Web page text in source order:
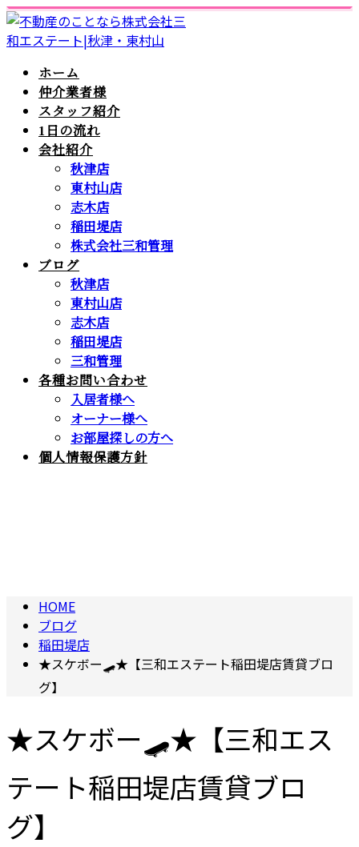
ホーム
仲介業者様
スタッフ紹介
1日の流れ
会社紹介
秋津店
東村山店
志木店
稲田堤店
株式会社三和管理
ブログ
秋津店
東村山店
志木店
稲田堤店
三和管理
各種お問い合わせ
入居者様へ
オーナー様へ
お部屋探しの方へ
個人情報保護方針
HOME
ブログ
稲田堤店
★スケボー🛹★【三和エステート稲田堤店賃貸ブロ
グ】
★スケボー🛹★【三和エス
テート稲田堤店賃貸ブロ
グ】